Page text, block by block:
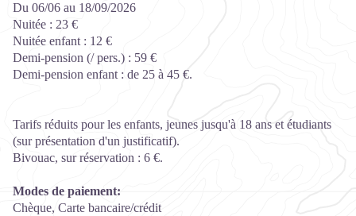
Du 06/06 au 18/09/2026
Nuitée : 23 €
Nuitée enfant : 12 €
Demi-pension (/ pers.) : 59 €
Demi-pension enfant : de 25 à 45 €.
Tarifs réduits pour les enfants, jeunes jusqu'à 18 ans et étudiants
(sur présentation d'un justificatif).
Bivouac, sur réservation : 6 €.
Modes de paiement:
Chèque, Carte bancaire/crédit